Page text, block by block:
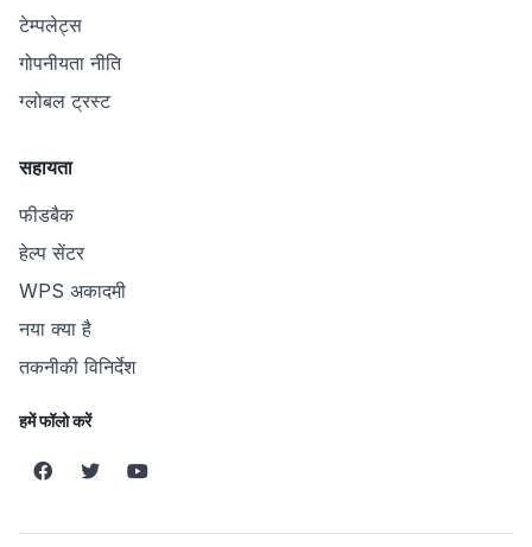
टेम्पलेट्स
गोपनीयता नीति
ग्लोबल ट्रस्ट
सहायता
फीडबैक
हेल्प सेंटर
WPS अकादमी
नया क्या है
तकनीकी विनिर्देश
हमें फॉलो करें